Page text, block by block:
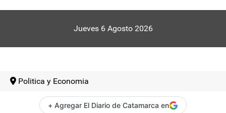
Jueves 6 Agosto 2026
Politica y Economia
+ Agregar El Diario de Catamarca en